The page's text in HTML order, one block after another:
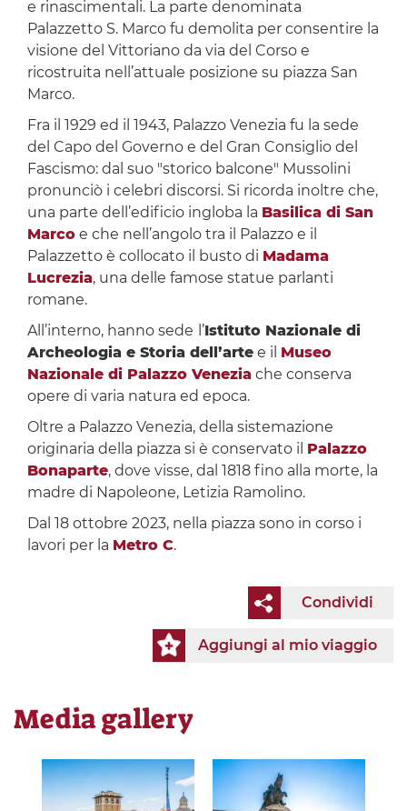
e rinascimentali. La parte denominata
Palazzetto S. Marco fu demolita per consentire la
visione del Vittoriano da via del Corso e
ricostruita nell’attuale posizione su piazza San
Marco.
Fra il 1929 ed il 1943, Palazzo Venezia fu la sede
del Capo del Governo e del Gran Consiglio del
Fascismo: dal suo "storico balcone" Mussolini
pronunciò i celebri discorsi. Si ricorda inoltre che,
una parte dell’edificio ingloba la Basilica di San
Marcoe che nell’angolo tra il Palazzo e il
Palazzetto è collocato il busto di Madama
Lucrezia, una delle famose statue parlanti
romane.
All’interno, hanno sede l’Istituto Nazionale di
Archeologia e Storia dell’artee il Museo
Nazionale di Palazzo Veneziache conserva
opere di varia natura ed epoca.
Oltre a Palazzo Venezia, della sistemazione
originaria della piazza si è conservato il Palazzo
Bonaparte, dove visse, dal 1818 fino alla morte, la
madre di Napoleone, Letizia Ramolino.
Dal 18 ottobre 2023, nella piazza sono in corso i
lavori per la Metro C.
Condividi
Aggiungi al mio viaggio
Media gallery